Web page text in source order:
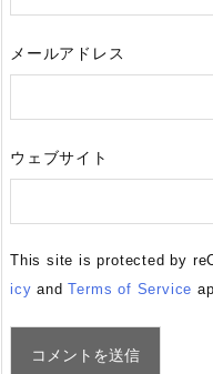
メールアドレス
ウェブサイト
This site is protected by
icy andTerms of Service